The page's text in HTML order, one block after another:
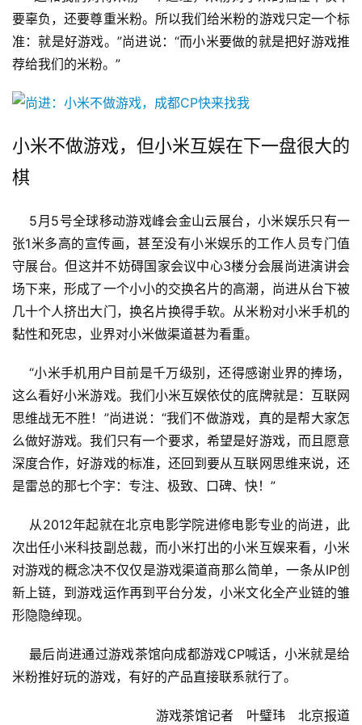
2
5
第
三
金
茶
奖
7
月
3
0
日
游
茶
对
接
上
海
站
中
文
要辜负，还要尊重米粉。所以我们给米粉的游戏只定一个标
准：就是好游戏。”尚进说：“而小米要做的就是把好游戏推
荐给我们的米粉。”
小米不做游戏，但小米互娱在下一盘很大的
棋
5月5号全球移动游戏峰会金山云展台，小米娱乐只有一
张1米多高的宣传画，甚至没有小米娱乐的工作人员专门值
守展台。但这并不妨碍国家会议中心3楼分会展尚进演讲会
场下来，形成了一个小小的交换名片的高潮，尚进从台下被
几十个人挤出大门，换名片换得手软。从米粉对小米手机的
黏性和死忠，业界对小米做渠道甚为看重。
“小米手机用户目前是千万级别，还得感谢业界的捧场，
这么看好小米游戏。我们小米互娱依仗的底牌就是：互联网
思维战无不胜！”尚进说：“我们不做游戏，真的是帮大家怎
么做好游戏。我们只有一个要求，希望是好游戏，而且愿意
深度合作，好游戏的标准，还回到要从互联网思维来说，还
是雷总的那七个字：专注、极致、口碑、快！”
从2012年起就在北京电影学院进修电影专业的尚进，此
次出任小米科技副总裁，而小米打出的小米互娱来看，小米
对游戏的概念决不仅仅是游戏渠道商那么简单，一条从IP创
新上链，到游戏运作再到平台分发，小米文化全产业链的雏
形隐隐绰现。
最后尚进通过游戏茶馆向成都游戏CP喊话，小米就是给
米粉推好玩的游戏，有好的产品直接联系就行了。
游戏茶馆记者　叶璧玮　北京报道